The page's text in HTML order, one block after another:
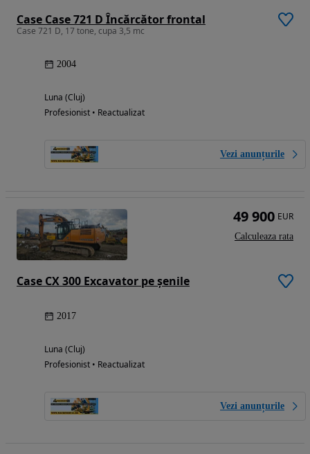
Case Case 721 D Încărcător frontal
Case 721 D, 17 tone, cupa 3,5 mc
2004
Luna (Cluj)
Profesionist • Reactualizat
Vezi anunțurile
Case CX 300 Excavator pe șenile
2017
Luna (Cluj)
Profesionist • Reactualizat
Vezi anunțurile
49 900 EUR
Calculeaza rata